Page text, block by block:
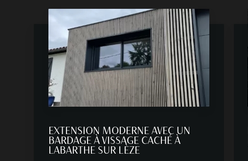
EXTENSION MODERNE AVEC UN
BARDAGE À VISSAGE CACHÉ À
LABARTHE SUR LÈZE